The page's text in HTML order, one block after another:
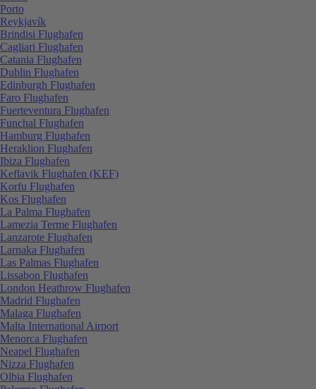
Porto
Reykjavík
Brindisi Flughafen
Cagliari Flughafen
Catania Flughafen
Dublin Flughafen
Edinburgh Flughafen
Faro Flughafen
Fuerteventura Flughafen
Funchal Flughafen
Hamburg Flughafen
Heraklion Flughafen
Ibiza Flughafen
Keflavik Flughafen (KEF)
Korfu Flughafen
Kos Flughafen
La Palma Flughafen
Lamezia Terme Flughafen
Lanzarote Flughafen
Larnaka Flughafen
Las Palmas Flughafen
Lissabon Flughafen
London Heathrow Flughafen
Madrid Flughafen
Malaga Flughafen
Malta International Airport
Menorca Flughafen
Neapel Flughafen
Nizza Flughafen
Olbia Flughafen